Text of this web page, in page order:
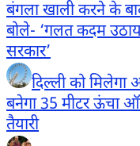
बंगला खाली करने के
बोले- ‘गलत कदम
सरकार’
दिल्ली को मिलेगा
बनेगा 35 मीटर ऊंचा
तैयारी